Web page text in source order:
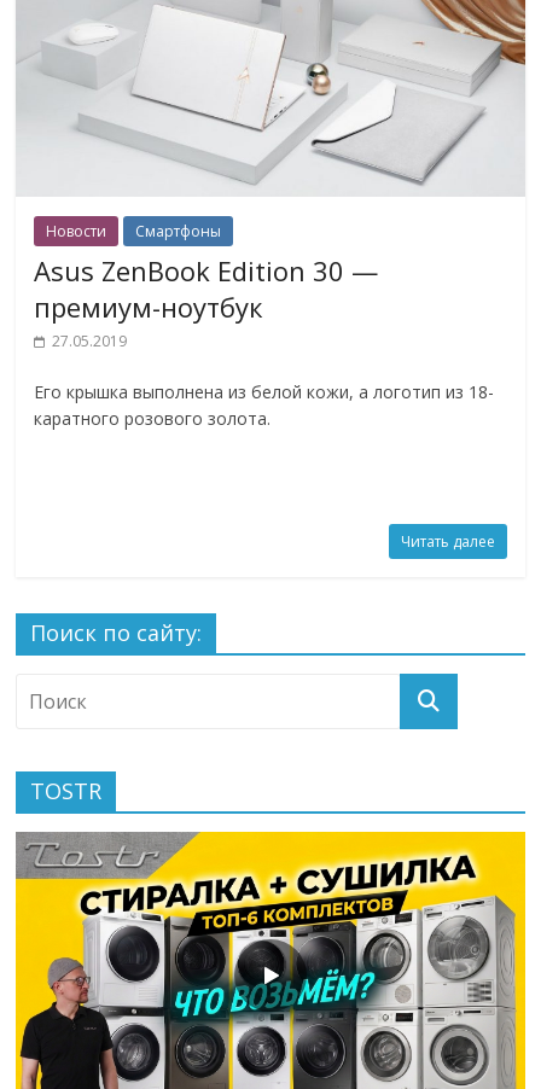
Новости Смартфоны
Asus ZenBook Edition 30 —
премиум-ноутбук
27.05.2019
Его крышка выполнена из белой кожи, а логотип из 18-
каратного розового золота.
Читать далее
Поиск по сайту:
TOSTR